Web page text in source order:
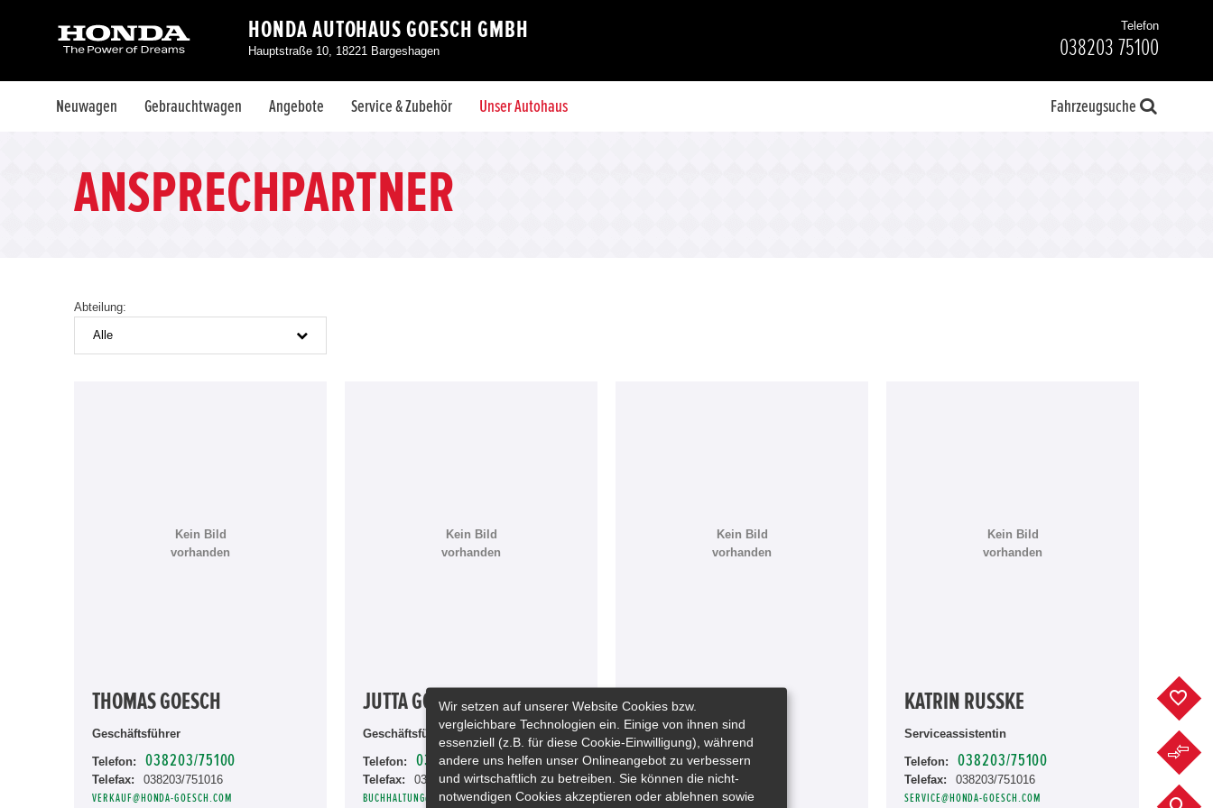
HONDA AUTOHAUS GOESCH GMBH
Hauptstraße 10, 18221 Bargeshagen
Telefon
038203 75100
Neuwagen Gebrauchtwagen Angebote Service & Zubehör Unser Autohaus Fahrzeugsuche
ANSPRECHPARTNER
Abteilung:
Alle
Kein Bild
vorhanden
THOMAS GOESCH
Geschäftsführer
Telefon: 038203/75100
Telefax: 038203/751016
VERKAUF@HONDA-GOESCH.COM
Kein Bild
vorhanden
JUTTA GOESCH
Geschäftsführerin
Telefon: 038203/75100
Telefax: 038203/751016
BUCHHALTUNG@HONDA-GOESCH.COM
Kein Bild
vorhanden
GUNNAR JÜRGENS
Werstattleiter
Telefon: 038203/75100
Telefax: 038203/751016
SERVICE@HONDA-GOESCH.COM
Kein Bild
vorhanden
KATRIN RUSSKE
Serviceassistentin
Telefon: 038203/75100
Telefax: 038203/751016
SERVICE@HONDA-GOESCH.COM
Wir setzen auf unserer Website Cookies bzw.
vergleichbare Technologien ein. Einige von ihnen sind
essenziell (z.B. für diese Cookie-Einwilligung), während
andere uns helfen unser Onlineangebot zu verbessern
und wirtschaftlich zu betreiben. Sie können die nicht-
notwendigen Cookies akzeptieren oder ablehnen sowie